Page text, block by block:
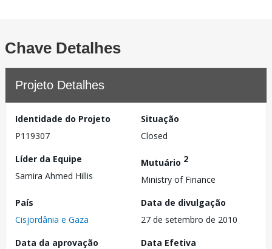
Chave Detalhes
Projeto Detalhes
Identidade do Projeto
P119307
Situação
Closed
Líder da Equipe
Samira Ahmed Hillis
Mutuário 2
Ministry of Finance
País
Cisjordânia e Gaza
Data de divulgação
27 de setembro de 2010
Data da aprovação
Data Efetiva